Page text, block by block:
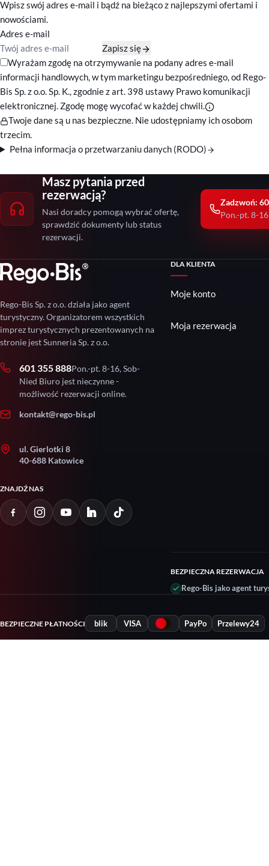
Wpisz swój adres e-mail i bądź na bieżąco z najlepszymi ofertami i
nowościami.
Adres e-mail
Zapisz się
Zgody marketingowe
Wyrażam zgodę na otrzymywanie na podany adres e-mail
informacji handlowych, w tym marketingu bezpośredniego, od Rego-
Bis Sp. z o.o. Sp. K., zgodnie z art. 398 ustawy Prawo komunikacji
elektronicznej. Zgodę mogę wycofać w każdej chwili.
Twoje dane są u nas bezpieczne. Nie udostępniamy ich osobom
trzecim.
Pełna informacja o przetwarzaniu danych (RODO)
Masz pytania przed
rezerwacją?
Nasi doradcy pomogą wybrać ofertę,
sprawdzić dokumenty lub status
rezerwacji.
Zadzwoń:
Pon.-pt. 8-16
Rego-Bis Sp. z o.o. działa jako agent
turystyczny. Organizatorem wszystkich
imprez turystycznych prezentowanych na
stronie jest Sunneria Sp. z o.o.
601 355 888Pon.-pt. 8-16, Sob-
Nied Biuro jest nieczynne -
możliwość rezerwacji online.
kontakt@rego-bis.pl
ul. Gierlotki 8
40-688 Katowice
ZNAJDŹ NAS
DLA KLIENTA
Moje konto
Moja rezerwacja
BEZPIECZNA REZERWACJA
Rego-Bis jako agent
BEZPIECZNE PŁATNOŚCI blik VISA PayPo Przelewy24